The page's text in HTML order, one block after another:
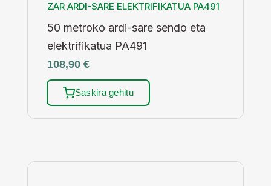
ZAR ARDI-SARE ELEKTRIFIKATUA PA491
50 metroko ardi-sare sendo eta
elektrifikatua PA491
108,90 €
Saskira gehitu